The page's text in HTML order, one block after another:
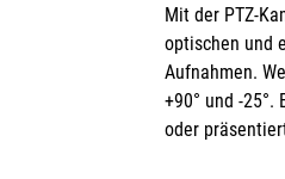
Mit der PTZ-
optischen und
Aufnahmen.
+90° und -
oder